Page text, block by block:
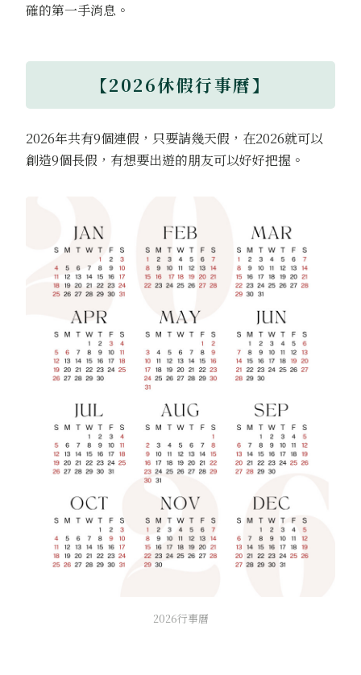
確的第一手消息。
【2026休假行事曆】
2026年共有9個連假，只要請幾天假，在2026就可以
創造9個長假，有想要出遊的朋友可以好好把握。
2026行事曆